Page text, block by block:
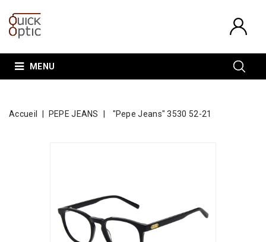
MENU
Accueil PEPE JEANS "Pepe Jeans" 3530 52-21